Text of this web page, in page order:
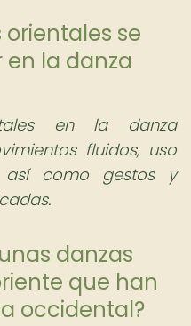
orientales se
la danza
en la danza
fluidos, uso
como gestos y
danzas
que han
occidental?